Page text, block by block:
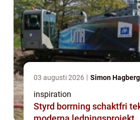
03 augusti 2026 Simon Hagberg
inspiration
Styrd borrning schaktfri teknik för